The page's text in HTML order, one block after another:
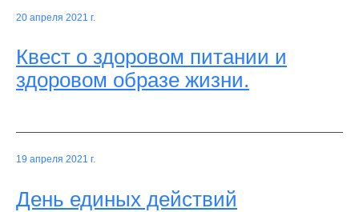
20 апреля 2021 г.
Квест о здоровом питании и
здоровом образе жизни.
19 апреля 2021 г.
День единых действий